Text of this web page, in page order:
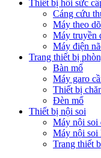
Thiết bị hồi sức
Cáng cứu
Máy theo
Máy truyền
Máy điện
Trang thiết bị
Bàn mổ
Máy garo
Thiết bị
Đèn mổ
Thiết bị nội soi
Máy nội soi
Máy nội soi
Trang thiết